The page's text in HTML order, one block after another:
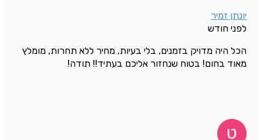
יונתן זמיר
לפני חודש
הכל היה מדויק בזמנים, בלי בעיות, מחיר ללא תחרות, מומלץ
מאוד בחום! בטוח שנחזור אליכם בעתיד!! תודה!